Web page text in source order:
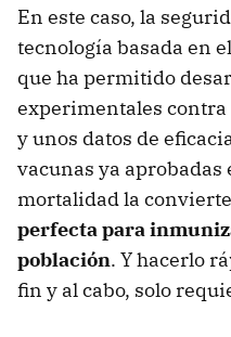
En este caso, la
tecnología basada en
que ha permitido
experimentales contra
y unos datos de
vacunas ya
mortalidad la
perfecta para
población. Y hacerlo
fin y al cabo, solo